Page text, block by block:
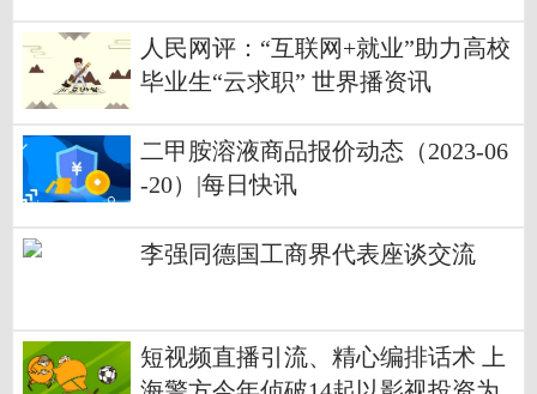
人民网评：“互联网+就业”助力高校
毕业生“云求职” 世界播资讯
二甲胺溶液商品报价动态（2023-06
-20）|每日快讯
李强同德国工商界代表座谈交流
短视频直播引流、精心编排话术 上